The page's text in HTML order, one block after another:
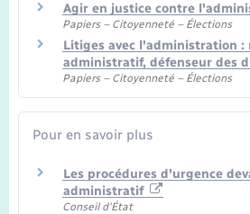
Agir en justice contre
Papiers – Citoyenneté – Élections
Litiges avec l'administration :
administratif, défenseur des
Papiers – Citoyenneté – Élections
Pour en savoir plus
Les procédures d'urgence
administratif
Conseil d'État